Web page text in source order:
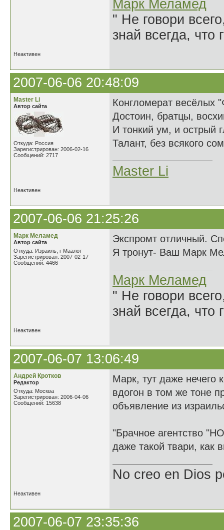
Марк Меламед
" Не говори
знай всегда, что
Неактивен
2007-06-06 20:48:09
Master Li
Автор сайта
Откуда: Россия
Зарегистрирован: 2006-02-16
Сообщений: 2717
Конгломерат весёлых
Достоин, братцы,
И тонкий ум, и острый
Талант, без всякого
Master Li
Неактивен
2007-06-06 21:25:26
Марк Меламед
Автор сайта
Откуда: Израиль, г Маалот
Зарегистрирован: 2007-02-17
Сообщений: 4466
Экспромт отличный.
Я тронут- Ваш Марк
Марк Меламед
" Не говори
знай всегда, что
Неактивен
2007-06-07 13:06:49
Андрей Кротков
Редактор
Откуда: Москва
Зарегистрирован: 2006-04-06
Сообщений: 15638
Марк, тут даже
вдогон в том же тоне
объявление из
"Брачное агентство
даже такой твари, как
No creo en Dios
Неактивен
2007-06-07 23:35:36